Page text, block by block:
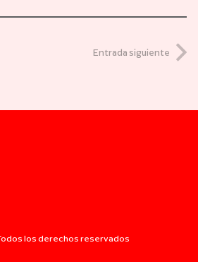
Entrada siguiente
los derechos reservados